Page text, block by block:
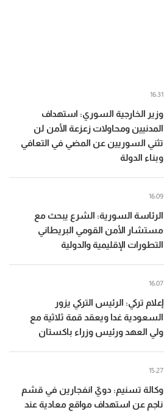
وزير الخارجية السوري: استهداف
المدنيين ومحاولات زعزعة الأمن لن
تثني السوريين عن المضي في التعافي
وبناء الدولة
16:31
الرئاسة السورية: الشرع يبحث مع
مستشار الأمن القومي البريطاني
التطورات الإقليمية والدولية
16:09
إعلام تركي: الرئيس التركي يزور
السعودية غدا ويعقد قمة ثلاثية مع
ولي العهد ورئيس وزراء باكستان
16:07
وكالة تسنيم: دويّ انفجارين في قشم
ناجم عن استهداف مواقع معادية عند
15:27